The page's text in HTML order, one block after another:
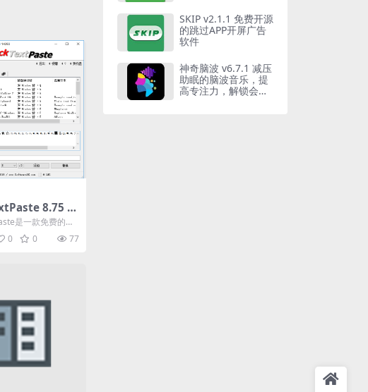
8.75 快
便携版
是一款免费的Wi
序，可让用户快速
0 0 77
SKIP v2.1.1 免费开源
的跳过APP开屏广告
软件
神奇脑波 v6.7.1 减压
助眠的脑波音乐，提
高专注力，解锁会员